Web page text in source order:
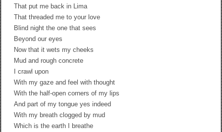
That put me back in Lima
That threaded me to your love
Blind night the one that sees
Beyond our eyes
Now that it wets my cheeks
Mud and rough concrete
I crawl upon
With my gaze and feel with thought
With the half-open corners of my lips
And part of my tongue yes indeed
With my breath clogged by mud
Which is the earth I breathe